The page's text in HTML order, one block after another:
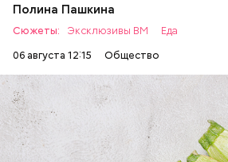
Полина Пашкина
Сюжеты: Эксклюзивы ВМ
Еда
06 августа 12:15
Общество
Ингредиенты: